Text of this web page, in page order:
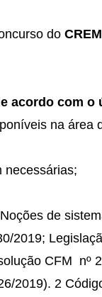
do
acordo com o
na área
necessárias;
de
2019;
CFM nº
2019). 2